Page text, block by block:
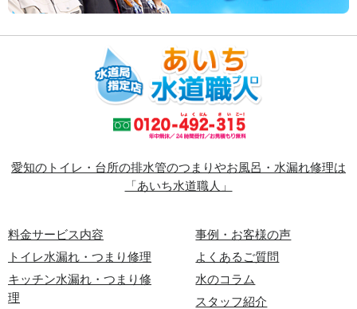
愛知のトイレ・台所の排水管のつまりやお風呂・水漏れ修理は
「あいち水道職人」
料金サービス内容
トイレ水漏れ・つまり修理
キッチン水漏れ・つまり修
理
事例・お客様の声
よくあるご質問
水のコラム
スタッフ紹介